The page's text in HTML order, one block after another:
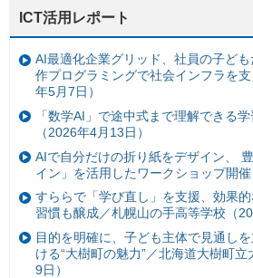
ICT活用レポート
AI最適化企業グリッド、社員の子ど
作プログラミングで社会インフラを
年5月7日）
「数学AI」で途中式まで理解できる
（2026年4月13日）
AIで自分だけの折り紙をデザイン、
イン」を活用したワークショップ開催
すららで「学び直し」を支援、効果
習慣も醸成／札幌山の手高等学校（
目的を明確に、子ども主体で見通し
ける“大樹町の魅力”／北海道大樹町
9日）